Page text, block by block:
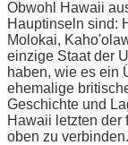
Obwohl Hawaii
Hauptinseln sind:
Molokai,
einzige Staat der
haben, wie es ein
ehemalige
Geschichte und
Hawaii letzten der
oben zu verbinden.